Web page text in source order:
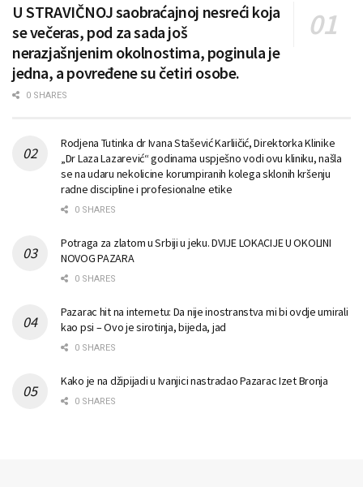
U STRAVIČNOJ saobraćajnoj nesreći koja
se večeras, pod za sada još
nerazjašnjenim okolnostima, poginula je
jedna, a povređene su četiri osobe.
0 SHARES
Rodjena Tutinka dr Ivana Stašević Karliičić, Direktorka Klinike
„Dr Laza Lazarević“ godinama uspješno vodi ovu kliniku, našla
se na udaru nekolicine korumpiranih kolega sklonih kršenju
radne discipline i profesionalne etike
0 SHARES
Potraga za zlatom u Srbiji u jeku. DVIJE LOKACIJE U OKOLINI
NOVOG PAZARA
0 SHARES
Pazarac hit na internetu: Da nije inostranstva mi bi ovdje umirali
kao psi – Ovo je sirotinja, bijeda, jad
0 SHARES
Kako je na džipijadi u Ivanjici nastradao Pazarac Izet Bronja
0 SHARES